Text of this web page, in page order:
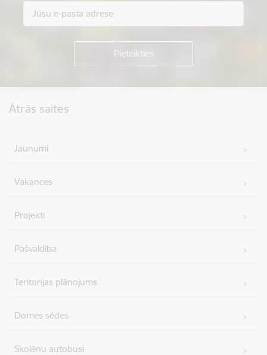
Ātrās saites
Jaunumi
Vakances
Projekti
Pašvaldība
Teritorijas plānojums
Domes sēdes
Skolēnu autobusi